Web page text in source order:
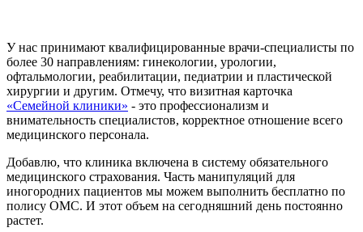
У нас принимают квалифицированные врачи-специалисты по
более 30 направлениям: гинекологии, урологии,
офтальмологии, реабилитации, педиатрии и пластической
хирургии и другим. Отмечу, что визитная карточка
«Семейной клиники» - это профессионализм и
внимательность специалистов, корректное отношение всего
медицинского персонала.
Добавлю, что клиника включена в систему обязательного
медицинского страхования. Часть манипуляций для
иногородних пациентов мы можем выполнить бесплатно по
полису ОМС. И этот объем на сегодняшний день постоянно
растет.